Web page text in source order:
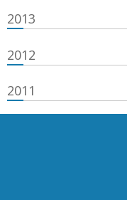
2013
2012
2011